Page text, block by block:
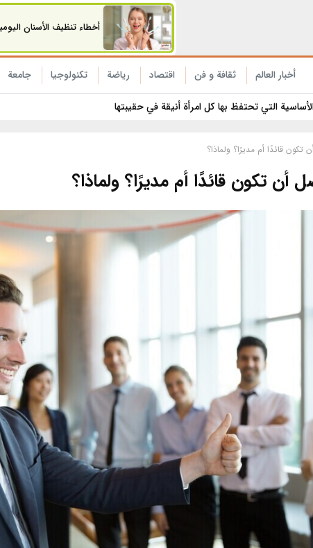
أخطاء تنظيف الأسنان
أخبار العالم ثقافة و فن اقتصاد رياضة تکنولوجیا جامعة
التي تحتفظ بها كل امرأة أنيقة في حقيبتها
قائدًا أم مديرًا؟ ولماذا؟
تكون قائدًا أم مديرًا؟ ولماذا؟